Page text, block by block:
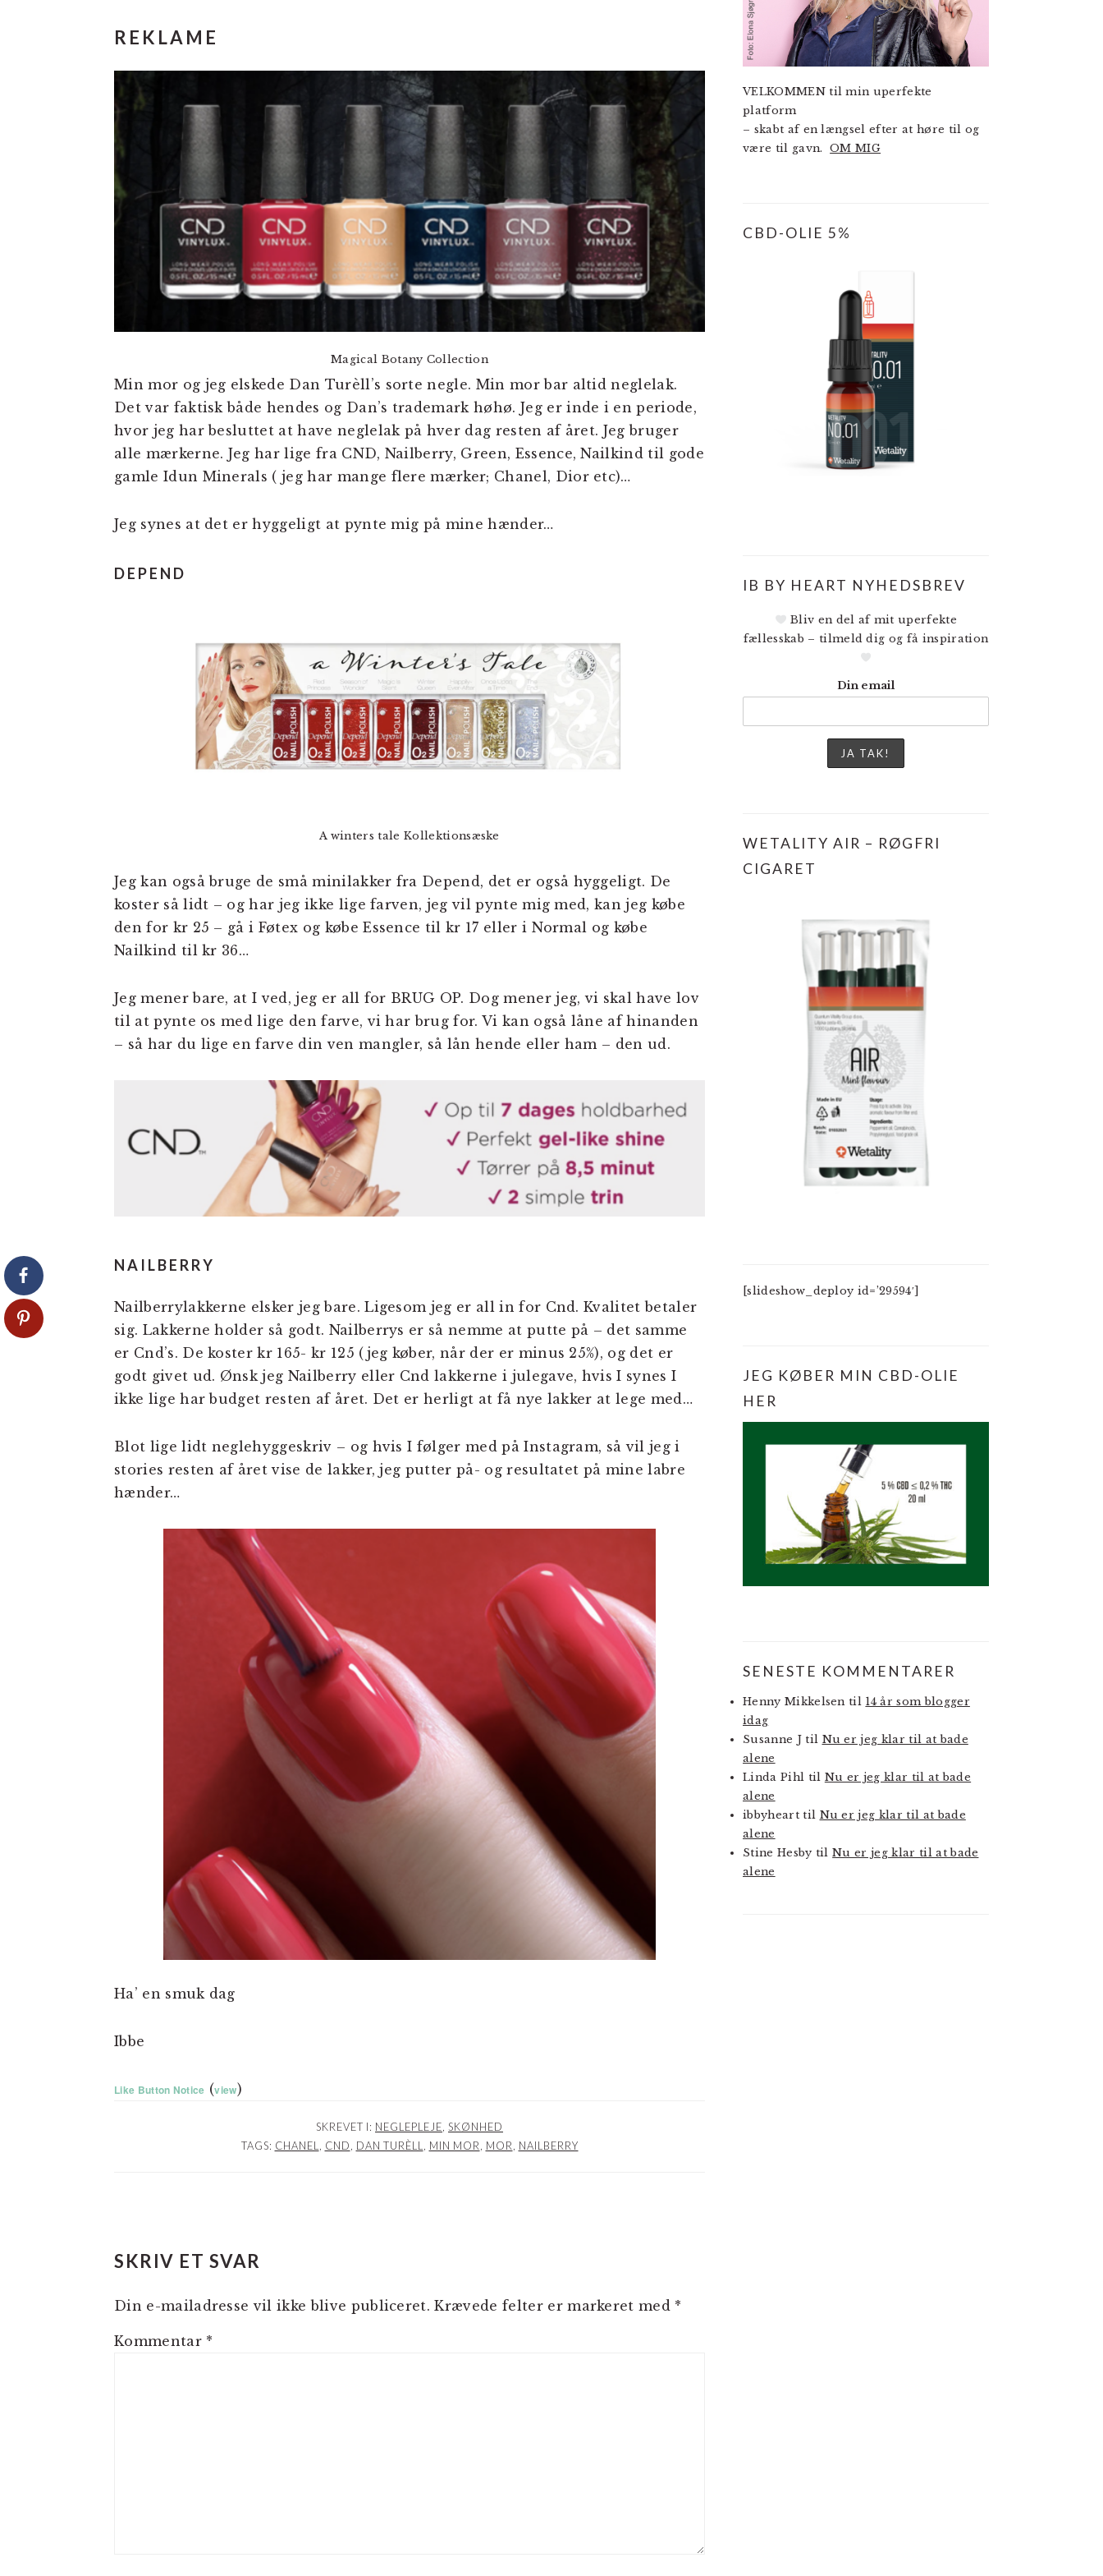
REKLAME
Magical Botany Collection
Min mor og jeg elskede Dan Turèll’s sorte negle. Min mor bar altid neglelak.
Det var faktisk både hendes og Dan’s trademark høhø. Jeg er inde i en periode,
hvor jeg har besluttet at have neglelak på hver dag resten af året. Jeg bruger
alle mærkerne. Jeg har lige fra CND, Nailberry, Green, Essence, Nailkind til gode
gamle Idun Minerals ( jeg har mange flere mærker; Chanel, Dior etc)…
Jeg synes at det er hyggeligt at pynte mig på mine hænder…
DEPEND
A winters tale Kollektionsæske
Jeg kan også bruge de små minilakker fra Depend, det er også hyggeligt. De
koster så lidt – og har jeg ikke lige farven, jeg vil pynte mig med, kan jeg købe
den for kr 25 – gå i Føtex og købe Essence til kr 17 eller i Normal og købe
Nailkind til kr 36…
Jeg mener bare, at I ved, jeg er all for BRUG OP. Dog mener jeg, vi skal have lov
til at pynte os med lige den farve, vi har brug for. Vi kan også låne af hinanden
– så har du lige en farve din ven mangler, så lån hende eller ham – den ud.
NAILBERRY
Nailberrylakkerne elsker jeg bare. Ligesom jeg er all in for Cnd. Kvalitet betaler
sig. Lakkerne holder så godt. Nailberrys er så nemme at putte på – det samme
er Cnd’s. De koster kr 165- kr 125 (jeg køber, når der er minus 25%), og det er
godt givet ud. Ønsk jeg Nailberry eller Cnd lakkerne i julegave, hvis I synes I
ikke lige har budget resten af året. Det er herligt at få nye lakker at lege med…
Blot lige lidt neglehyggeskriv – og hvis I følger med på Instagram, så vil jeg i
stories resten af året vise de lakker, jeg putter på- og resultatet på mine labre
hænder…
Ha’ en smuk dag
Ibbe
Like Button Notice (view)
SKREVET I: NEGLEPLEJE SKØNHED
TAGS: CHANEL CND DAN TURÈLL MIN MOR MOR NAILBERRY
SKRIV ET SVAR
Din e-mailadresse vil ikke blive publiceret. Krævede felter er markeret med *
Kommentar *
VELKOMMEN til min uperfekte
platform
– skabt af en længsel efter at høre til og
være til gavn.OM MIG
CBD-OLIE 5%
IB BY HEART NYHEDSBREV
Bliv en del af mit uperfekte
fællesskab – tilmeld dig og få inspiration
Din email
WETALITY AIR – RØGFRI
CIGARET
[slideshow_deploy id=’29594′]
JEG KØBER MIN CBD-OLIE
HER
SENESTE KOMMENTARER
Henny Mikkelsen til 14 år som blogger
idag
Susanne Jtil Nu er jeg klar til at bade
alene
Linda Pihl til Nu er jeg klar til at bade
alene
ibbyhearttil Nu er jeg klar til at bade
alene
Stine Hesby tilNu er jeg klar til at bade
alene